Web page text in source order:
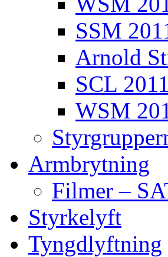
SSM
Arnold
SCL 2011
WSM
Armbrytning
Filmer –
Styrkelyft
Tyngdlyftning